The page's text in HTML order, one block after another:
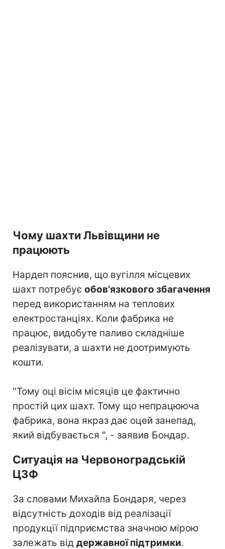
Чому шахти Львівщини не
працюють
Нардеп пояснив, що вугілля місцевих
шахт потребує обов'язкового збагачення
перед використанням на теплових
електростанціях. Коли фабрика не
працює, видобуте паливо складніше
реалізувати, а шахти не доотримують
кошти.
"Тому оці вісім місяців це фактично
простій цих шахт. Тому що непрацююча
фабрика, вона якраз дає оцей занепад,
який відбувається ", - заявив Бондар.
Ситуація на Червоноградській
ЦЗФ
За словами Михайла Бондаря, через
відсутність доходів від реалізації
продукції підприємства значною мірою
залежать від державної підтримки.